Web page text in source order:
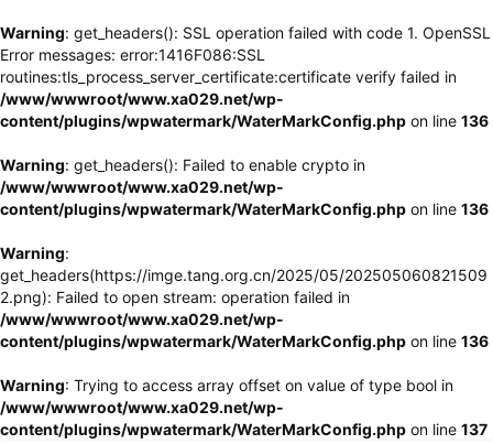
Warning: get_headers(): SSL operation failed with code 1. OpenSSL
Error messages: error:1416F086:SSL
routines:tls_process_server_certificate:certificate verify failed in
/www/wwwroot/www.xa029.net/wp-
content/plugins/wpwatermark/WaterMarkConfig.php on line 136
Warning: get_headers(): Failed to enable crypto in
/www/wwwroot/www.xa029.net/wp-
content/plugins/wpwatermark/WaterMarkConfig.php on line 136
Warning:
get_headers(https://imge.tang.org.cn/2025/05/202505060821509
2.png): Failed to open stream: operation failed in
/www/wwwroot/www.xa029.net/wp-
content/plugins/wpwatermark/WaterMarkConfig.php on line 136
Warning: Trying to access array offset on value of type bool in
/www/wwwroot/www.xa029.net/wp-
content/plugins/wpwatermark/WaterMarkConfig.php on line 137